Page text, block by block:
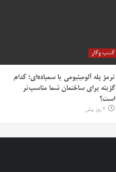
کسب وکار
ترمز پله آلومینیومی یا سمباده‌ای؛ کدام
گزینه برای ساختمان شما مناسب‌تر
است؟
2 روز پیش